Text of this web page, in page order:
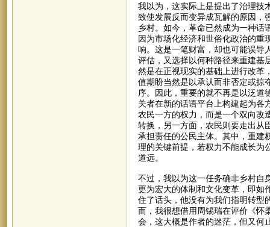
我以为，这实际上是提出了治理技
致使发展反而变异成瓦解的原因，
乡村。如今，革命已然成为一种话
因为市场化经济和世俗化政治的重
响。这是一笔财富，却也可能误导
评估，又选择以何种路径来重建基
然是在正视现实的基础上进行改革
值期盼当然是以承认而非否定或掠
序。因此，重要的就不再是以泛道
关者在新的话语平台上构建起为各
农民一方的权力，而是一个双向改
转换，另一方面，农民则要走出从
承担责任的公民主体。其中，重建
理的关键前提，若权力不能成长为
道远。
不过，我以为这一任务确非乡村自
更为宏大的体制和文化变革，即如
住了话头，他没有为我们指明转型
而，我很想借用周锡瑞在评价《怀
会，这大概是作者的迷茫，但又何